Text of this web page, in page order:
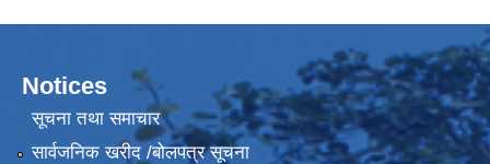
Notices
सूचना तथा समाचार
सार्वजनिक खरीद /बोलपत्र सूचना